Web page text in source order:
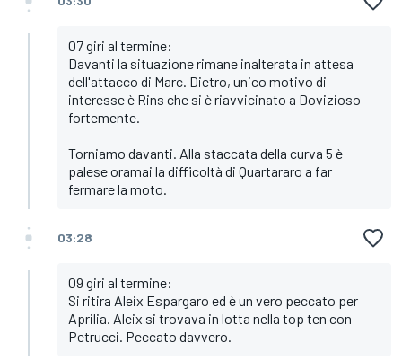
07 giri al termine:
Davanti la situazione rimane inalterata in attesa
dell'attacco di Marc. Dietro, unico motivo di
interesse è Rins che si è riavvicinato a Dovizioso
fortemente.
Torniamo davanti. Alla staccata della curva 5 è
palese oramai la difficoltà di Quartararo a far
fermare la moto.
03:28
09 giri al termine:
Si ritira Aleix Espargaro ed è un vero peccato per
Aprilia. Aleix si trovava in lotta nella top ten con
Petrucci. Peccato davvero.